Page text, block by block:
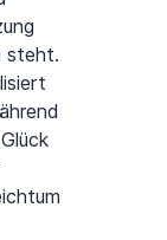
steht.